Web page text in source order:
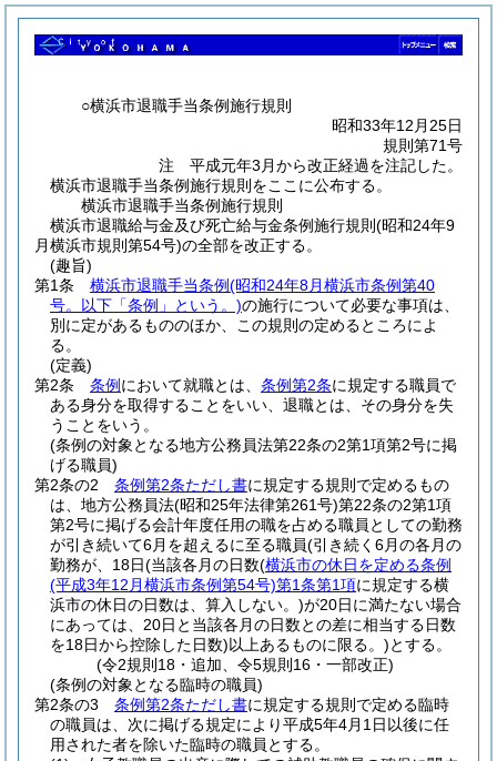
○横浜市退職手当条例施行規則
昭和33年12月25日
規則第71号
注 平成元年3月から改正経過を注記した。
横浜市退職手当条例施行規則をここに公布する。
横浜市退職手当条例施行規則
横浜市退職給与金及び死亡給与金条例施行規則(昭和24年9
月横浜市規則第54号)の全部を改正する。
(趣旨)
第1条
横浜市退職手当条例(昭和24年8月横浜市条例第40
号。以下「条例」という。)の施行について必要な事項は、
別に定があるもののほか、この規則の定めるところによ
る。
(定義)
第2条
条例 において就職とは、 条例第2条に規定する職員で
ある身分を取得することをいい、退職とは、その身分を失
うことをいう。
(条例の対象となる地方公務員法第22条の2第1項第2号に掲
げる職員)
第2条の2
条例第2条ただし書に規定する規則で定めるもの
は、地方公務員法(昭和25年法律第261号)第22条の2第1項
第2号に掲げる会計年度任用の職を占める職員としての勤務
が引き続いて6月を超えるに至る職員(引き続く6月の各月の
勤務が、18日(当該各月の日数(横浜市の休日を定める条例
(平成3年12月横浜市条例第54号)第1条第1項に規定する横
浜市の休日の日数は、算入しない。)が20日に満たない場合
にあっては、20日と当該各月の日数との差に相当する日数
を18日から控除した日数)以上あるものに限る。)とする。
(令2規則18・追加、令5規則16・一部改正)
(条例の対象となる臨時の職員)
第2条の3
条例第2条ただし書に規定する規則で定める臨時
の職員は、次に掲げる規定により平成5年4月1日以後に任
用された者を除いた臨時の職員とする。